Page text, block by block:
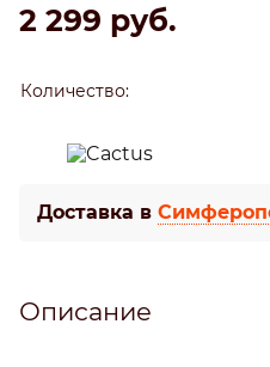
2 299 руб.
Количество:
Доставка в
Описание